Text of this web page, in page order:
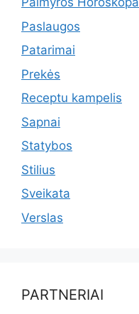
Paslaugos
Patarimai
Prekės
Receptu kampelis
Sapnai
Statybos
Stilius
Sveikata
Verslas
PARTNERIAI